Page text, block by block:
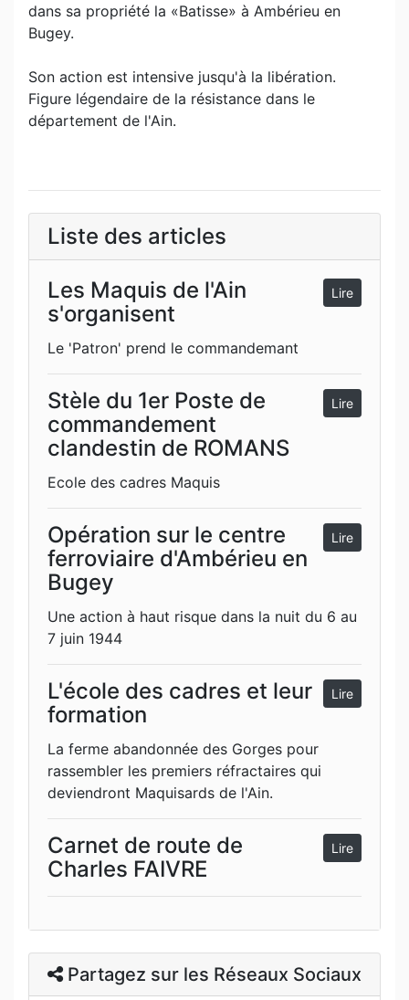
dans sa propriété la «Batisse» à Ambérieu en
Bugey.
Son action est intensive jusqu'à la libération.
Figure légendaire de la résistance dans le
département de l'Ain.
Liste des articles
Lire
Les Maquis de l'Ain
s'organisent
Le 'Patron' prend le commandemant
Lire
Stèle du 1er Poste de
commandement
clandestin de ROMANS
Ecole des cadres Maquis
Lire
Opération sur le centre
ferroviaire d'Ambérieu en
Bugey
Une action à haut risque dans la nuit du 6 au
7 juin 1944
Lire
L'école des cadres et leur
formation
La ferme abandonnée des Gorges pour
rassembler les premiers réfractaires qui
deviendront Maquisards de l'Ain.
Lire
Carnet de route de
Charles FAIVRE
Partagez sur les Réseaux Sociaux